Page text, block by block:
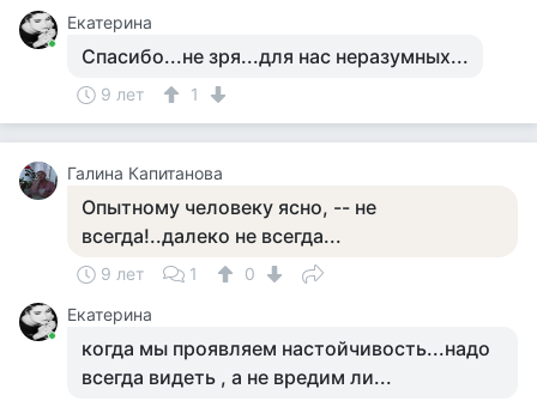
Екатерина
Спасибо...не зря...для нас неразумных...
9 лет 1
Галина Капитанова
Опытному человеку ясно, -- не
всегда!..далеко не всегда...
9 лет 1
0
Екатерина
когда мы проявляем настойчивость...надо
всегда видеть , а не вредим ли...